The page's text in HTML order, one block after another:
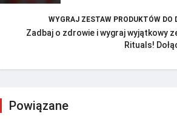
WYGRAJ ZESTAW PRODUKTÓW DO
Zadbaj o zdrowie i wygraj wyjątkowy
Rituals!
Powiązane